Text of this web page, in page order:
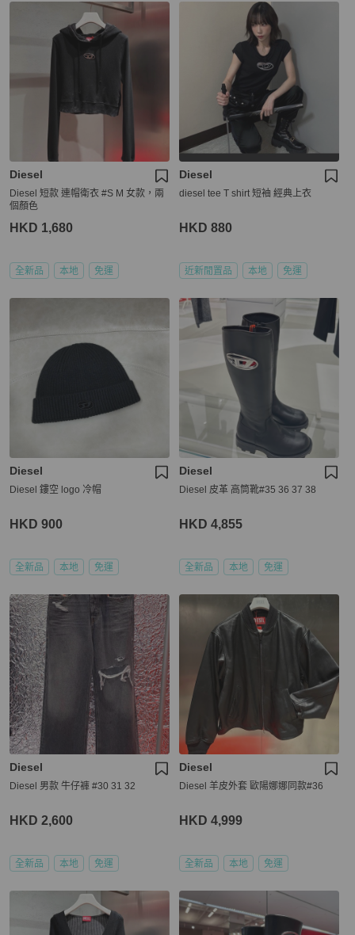
Diesel
Diesel 短款 連帽衛衣 #S M 女款，兩
個顏色
HKD 1,680
全新品 本地 免運
Diesel
diesel tee T shirt 短袖 經典上衣
HKD 880
近新閒置品 本地 免運
Diesel
Diesel 鏤空 logo 冷帽
HKD 900
全新品 本地 免運
Diesel
Diesel 皮革 高筒靴#35 36 37 38
HKD 4,855
全新品 本地 免運
Diesel
Diesel 男款 牛仔褲 #30 31 32
HKD 2,600
全新品 本地 免運
Diesel
Diesel 羊皮外套 歐陽娜娜同款#36
HKD 4,999
全新品 本地 免運